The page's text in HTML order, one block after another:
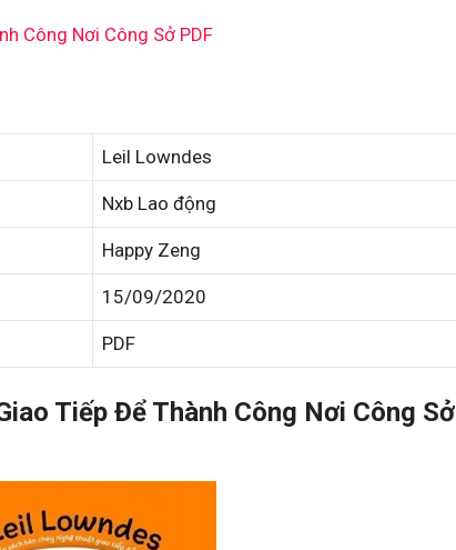
Công Nơi Công Sở PDF
Leil Lowndes
Nxb Lao động
Happy Zeng
15/09/2020
PDF
Tiếp Để Thành Công Nơi Công Sở